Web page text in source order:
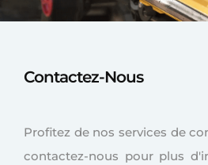
Contactez-Nous
Profitez de nos services de
contactez-nous pour plus